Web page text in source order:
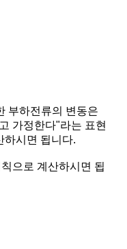
부하전류의 변동은
가정한다"라는 표현
하시면 됩니다.
으로 계산하시면 됩